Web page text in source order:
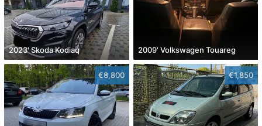
2023' Skoda Kodiaq 2009' Volkswagen Touareg
€8,800 €1,850